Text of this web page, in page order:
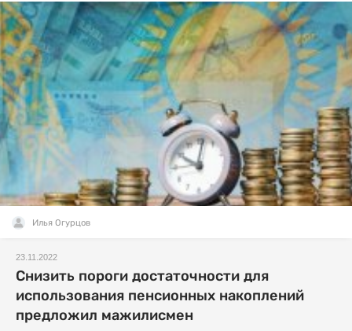
Илья Огурцов
23.11.2022
Снизить пороги достаточности для
использования пенсионных накоплений
предложил мажилисмен